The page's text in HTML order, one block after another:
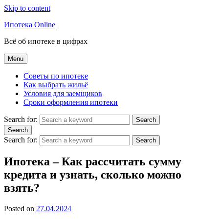
Skip to content
Ипотека Online
Всё об ипотеке в цифрах
Menu
Советы по ипотеке
Как выбрать жильё
Условия для заемщиков
Сроки оформления ипотеки
Search for:
Search
Search
Search for: Search
Ипотека – Как рассчитать сумму
кредита и узнать, сколько можно
взять?
Posted on 27.04.2024